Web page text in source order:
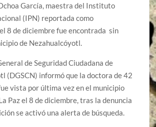
García, maestra del Instituto
(IPN) reportada como
8 de diciembre fue encontrada sin
de Nezahualcóyotl.
de Seguridad Ciudadana de
(DGSCN) informó que la doctora de 42
vista por última vez en el municipio
Paz el 8 de diciembre, tras la denuncia
se activó una alerta de búsqueda.